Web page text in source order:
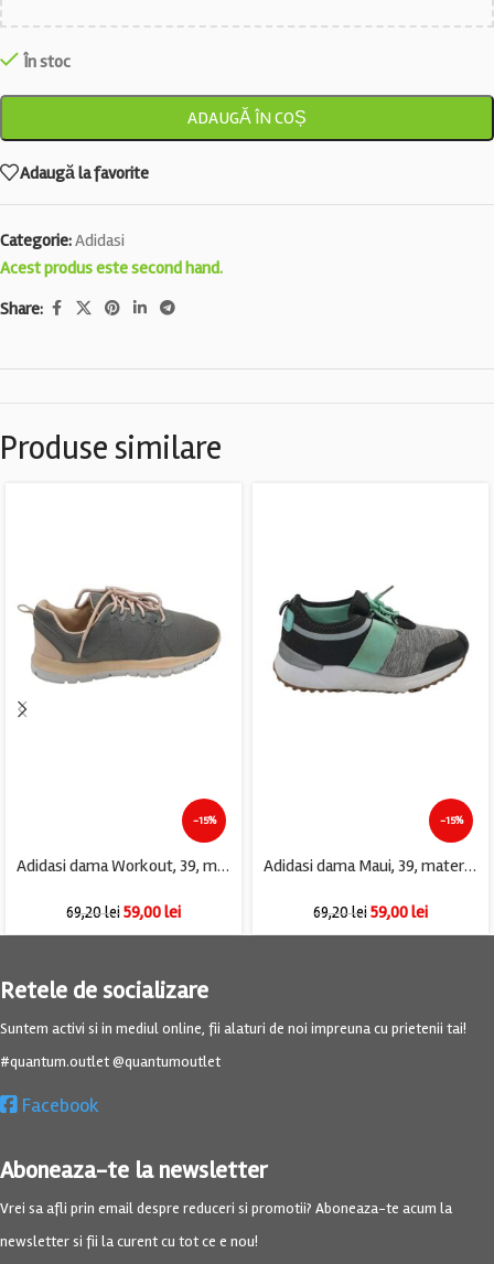
În stoc
ADAUGĂ ÎN COȘ
Adaugă la favorite
Categorie:Adidasi
Acest produs este second hand.
Share:
Produse similare
-15%
Adidasi dama Workout, 39, material textil, gri
69,20lei59,00lei
-15%
Adidasi dama Maui, 39, material textil, gri negru
69,20lei59,00lei
Retele de socializare
Suntem activi si in mediul online, fii alaturi de noi impreuna cu prietenii tai!
#quantum.outlet @quantumoutlet
Facebook
Aboneaza-te la newsletter
Vrei sa afli prin email despre reduceri si promotii? Aboneaza-te acum la
newsletter si fii la curent cu tot ce e nou!